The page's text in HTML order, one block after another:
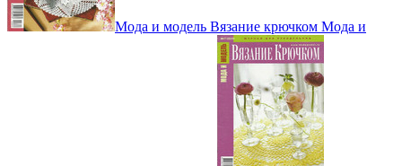
Мода и модель Вязание крючком Мода и